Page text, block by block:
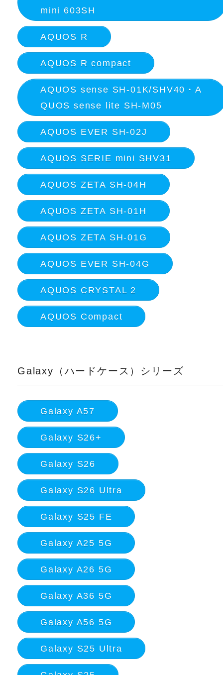
mini 603SH
AQUOS R
AQUOS R compact
AQUOS sense SH-01K/SHV40・A
QUOS sense lite SH-M05
AQUOS EVER SH-02J
AQUOS SERIE mini SHV31
AQUOS ZETA SH-04H
AQUOS ZETA SH-01H
AQUOS ZETA SH-01G
AQUOS EVER SH-04G
AQUOS CRYSTAL 2
AQUOS Compact
Galaxy（ハードケース）シリーズ
Galaxy A57
Galaxy S26+
Galaxy S26
Galaxy S26 Ultra
Galaxy S25 FE
Galaxy A25 5G
Galaxy A26 5G
Galaxy A36 5G
Galaxy A56 5G
Galaxy S25 Ultra